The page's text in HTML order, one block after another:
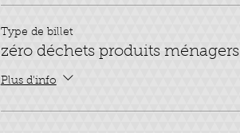
Type de billet
zéro déchets produits ménagers
Plus d'info